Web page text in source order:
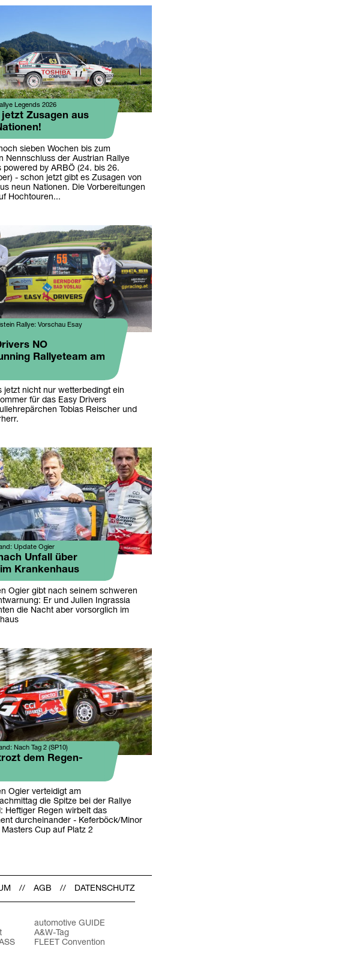
Legends 2026
jetzt Zusagen aus
sieben Wochen bis zum
Nennschluss der Austrian Rallye
powered by ARBÖ (24. bis 26.
- schon jetzt gibt es Zusagen von
neun Nationen. Die Vorbereitungen
Hochtouren...
Rallye: Vorschau Esay
NO
Rallyeteam am
jetzt nicht nur wetterbedingt ein
für das Easy Drivers
Tobias Reischer und
Update Ogier
Unfall über
Krankenhaus
Ogier gibt nach seinem schweren
Er und Julien Ingrassia
die Nacht aber vorsorglich im
Nach Tag 2 (SP10)
dem Regen-
Ogier verteidigt am
die Spitze bei der Rallye
Heftiger Regen wirbelt das
durcheinander - Keferböck/Minor
Masters Cup auf Platz 2
AGB DATENSCHUTZ
automotive GUIDE
A&W-Tag
FLEET Convention